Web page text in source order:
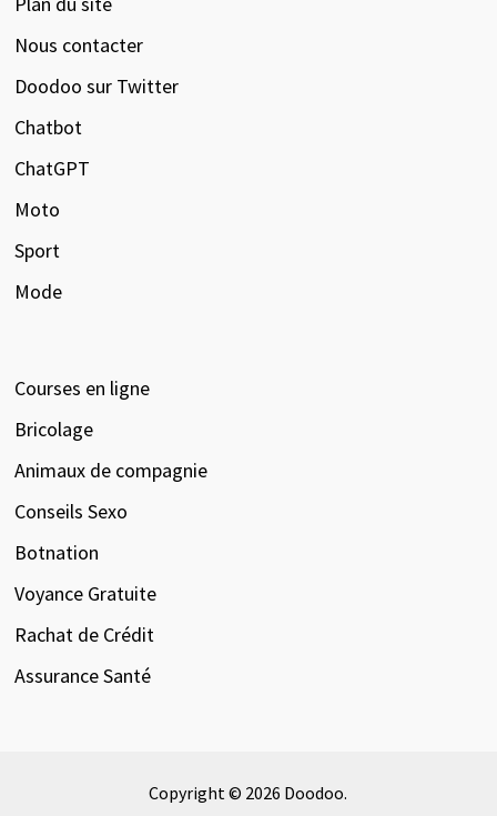
Nous contacter
Doodoo sur Twitter
Chatbot
ChatGPT
Moto
Sport
Mode
Courses en ligne
Bricolage
Animaux de compagnie
Conseils Sexo
Botnation
Voyance Gratuite
Rachat de Crédit
Assurance Santé
Copyright © 2026 Doodoo.